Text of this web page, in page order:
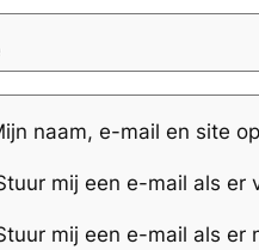
naam, e-mail en site
mij een e-mail als er
mij een e-mail als er